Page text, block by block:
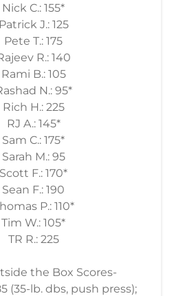
Nick C.: 155*
Patrick J.: 125
Pete T.: 175
R.: 140
Rami B.: 105
N.: 95*
Rich H.: 225
RJ A.: 145*
Sam C.: 175*
Sarah M.: 95
Scott F.: 170*
Sean F.: 190
P.: 110*
Tim W.: 105*
TR R.: 225
the Box Scores-
(35-lb. dbs, push press);